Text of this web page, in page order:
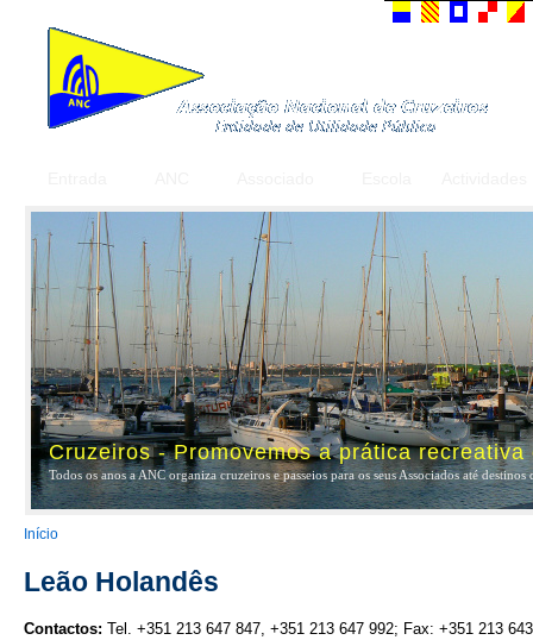
Cruzeiros - Promovemos a prática
Todos os anos a ANC organiza cruzeiros e passeios para os seus Associados até
You are here
Início
Leão Holandês
Contactos: Tel. +351 213 647 847, +351 213 647 992; Fax: +351 213